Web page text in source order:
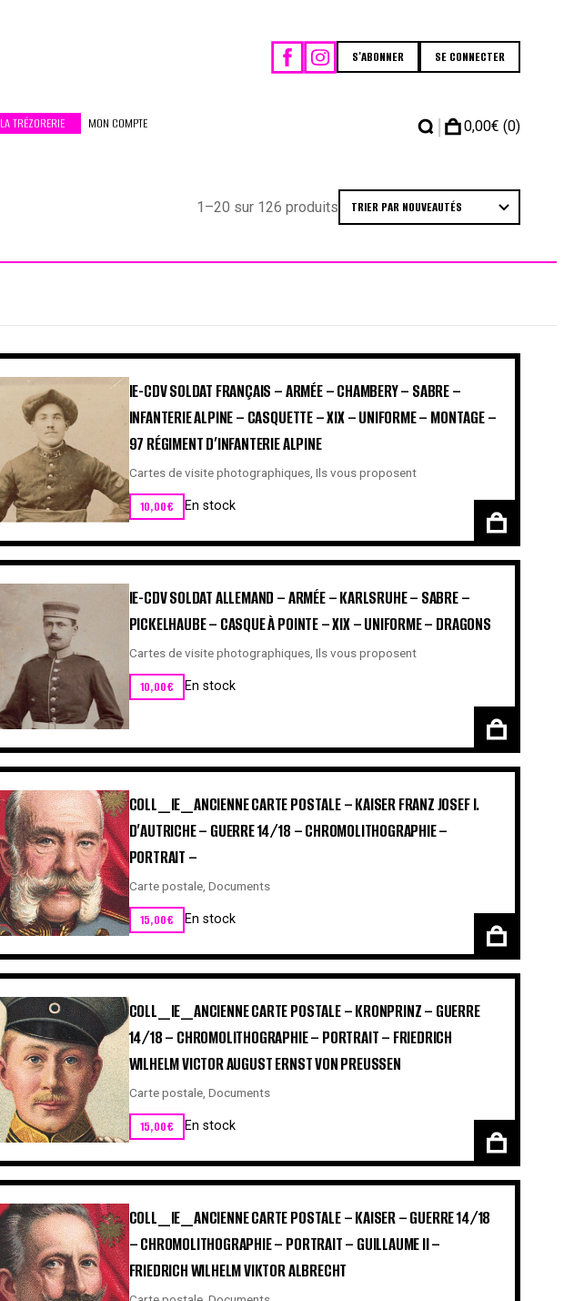
S'ABONNER SE CONNECTER
LA TRÉZORERIE MON COMPTE | 0,00€ (0)
1–20 sur 126 produits
IE-CDV SOLDAT FRANÇAIS – ARMÉE – CHAMBERY – SABRE –
INFANTERIE ALPINE – CASQUETTE – XIX – UNIFORME – MONTAGE –
97 RÉGIMENT D’INFANTERIE ALPINE
Cartes de visite photographiques, Ils vous proposent
10,00€ En stock
IE-CDV SOLDAT ALLEMAND – ARMÉE – KARLSRUHE – SABRE –
PICKELHAUBE – CASQUE À POINTE – XIX – UNIFORME – DRAGONS
Cartes de visite photographiques, Ils vous proposent
10,00€ En stock
COLL_IE_ANCIENNE CARTE POSTALE – KAISER FRANZ JOSEF I.
D’AUTRICHE – GUERRE 14/18 – CHROMOLITHOGRAPHIE –
PORTRAIT –
Carte postale, Documents
15,00€ En stock
COLL_IE_ANCIENNE CARTE POSTALE – KRONPRINZ – GUERRE
14/18 – CHROMOLITHOGRAPHIE – PORTRAIT – FRIEDRICH
WILHELM VICTOR AUGUST ERNST VON PREUSSEN
Carte postale, Documents
15,00€ En stock
COLL_IE_ANCIENNE CARTE POSTALE – KAISER – GUERRE 14/18
– CHROMOLITHOGRAPHIE – PORTRAIT – GUILLAUME II –
FRIEDRICH WILHELM VIKTOR ALBRECHT